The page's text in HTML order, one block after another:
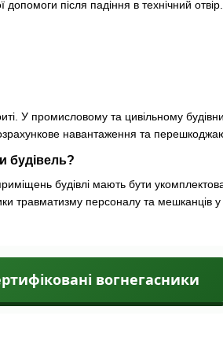
У промисловому та цивільному
навантаження та
будівель?
будівлі мають бути
травматизму персоналу та мешканців у
вогнегасники